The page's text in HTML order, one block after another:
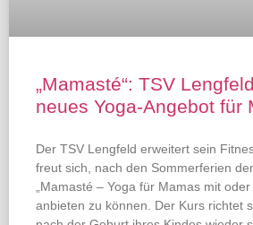
„Mamasté“: TSV
neues Yoga-Angebot für
Der TSV Lengfeld erweitert sein
freut sich, nach den Sommerferien
„Mamasté – Yoga für Mamas mit
anbieten zu können. Der Kurs richtet